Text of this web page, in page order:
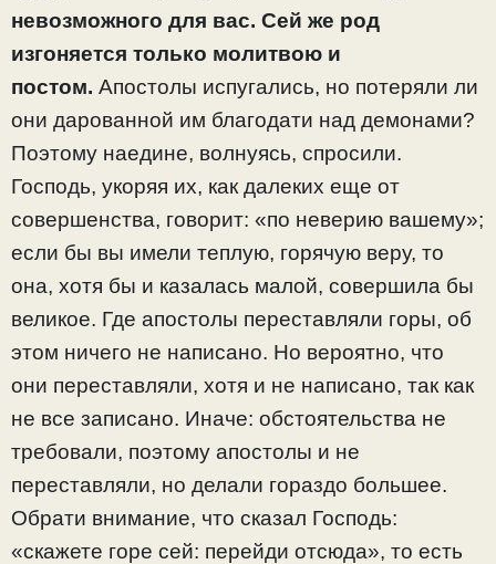
невозможного для вас. Сей же род
изгоняется только молитвою и
постом. Апостолы испугались, но потеряли ли
они дарованной им благодати над демонами?
Поэтому наедине, волнуясь, спросили.
Господь, укоряя их, как далеких еще от
совершенства, говорит: «по неверию вашему»;
если бы вы имели теплую, горячую веру, то
она, хотя бы и казалась малой, совершила бы
великое. Где апостолы переставляли горы, об
этом ничего не написано. Но вероятно, что
они переставляли, хотя и не написано, так как
не все записано. Иначе: обстоятельства не
требовали, поэтому апостолы и не
переставляли, но делали гораздо большее.
Обрати внимание, что сказал Господь:
«скажете горе сей: перейди отсюда», то есть